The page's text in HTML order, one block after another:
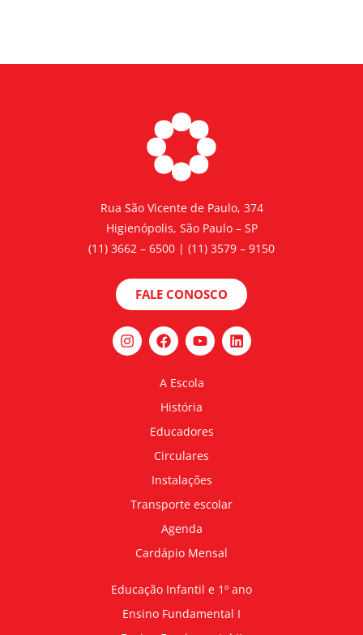
Rua São Vicente de Paulo, 374
Higienópolis, São Paulo – SP
(11) 3662 – 6500 | (11) 3579 – 9150
FALE CONOSCO
A Escola
História
Educadores
Circulares
Instalações
Transporte escolar
Agenda
Cardápio Mensal
Educação Infantil e 1º ano
Ensino Fundamental I